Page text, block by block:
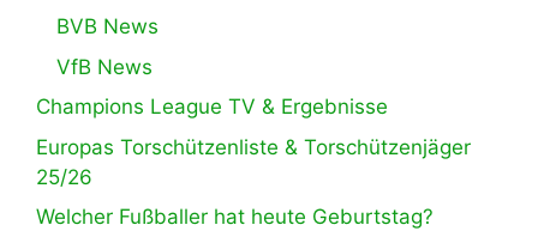
BVB News
VfB News
Champions League TV & Ergebnisse
Europas Torschützenliste & Torschützenjäger
25/26
Welcher Fußballer hat heute Geburtstag?